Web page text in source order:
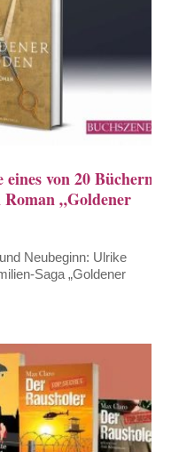
von 20 Büchern
„Goldener
Neubeginn: Ulrike
Saga „Goldener